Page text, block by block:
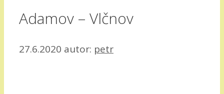
Adamov – Vlčnov
27.6.2020 autor: petr